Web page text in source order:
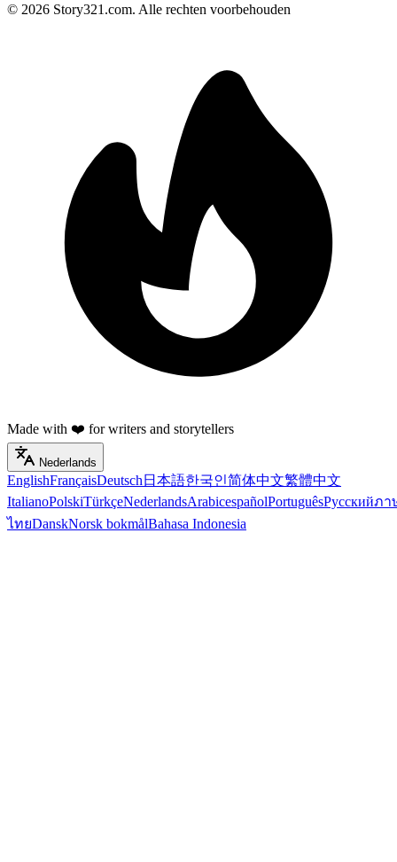
© 2026 Story321.com. Alle rechten voorbehouden
Made with ❤️ for writers and storytellers
Nederlands
EnglishFrançaisDeutsch 日本語한국인简体中文繁體中文
ItalianoPolskiTürkçeNederlandsArabicespañolPortuguêsРусскийภา
ไทยDanskNorsk bokmålBahasa Indonesia